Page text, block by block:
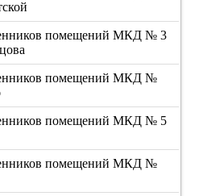
помещений МКД № 3
помещений МКД №
помещений МКД № 5
помещений МКД №